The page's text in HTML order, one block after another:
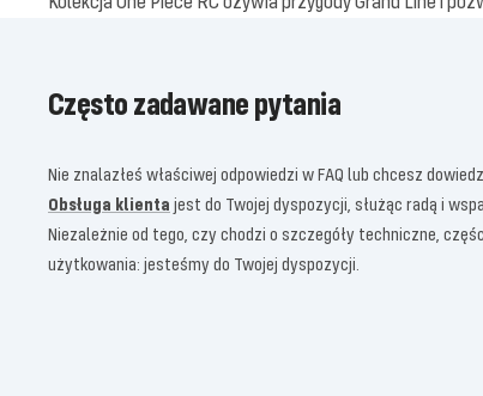
Często zadawane pytania
Nie znalazłeś właściwej odpowiedzi w FAQ lub chcesz
Obsługa klienta jest do Twojej dyspozycji, służąc radą i
Niezależnie od tego, czy chodzi o szczegóły techniczne,
użytkowania: jesteśmy do Twojej dyspozycji.